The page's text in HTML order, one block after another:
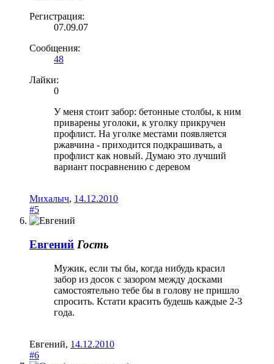
Регистрация:
07.09.07
Сообщения:
48
Лайки:
0
У меня стоит забор: бетонные столбы, к ним
приварены уголоки, к уголку прикручен
профлист. На уголке местами появляется
ржавчина - приходится подкрашивать, а
профлист как новый. Думаю это лучший
вариант посравнению с деревом
Михалыч, 14.12.2010
#5
Евгений Гость
Мужик, если ты бы, когда нибудь красил
забор из досок с зазором между досками
самостоятельно тебе бы в голову не пришло
спросить. Кстати красить будешь каждые 2-3
года.
Евгений, 14.12.2010
#6